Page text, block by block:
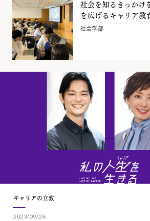
社会を知るきっかけ
を広げるキャリア教
社会学部
キャリアの立教
2023/09/26